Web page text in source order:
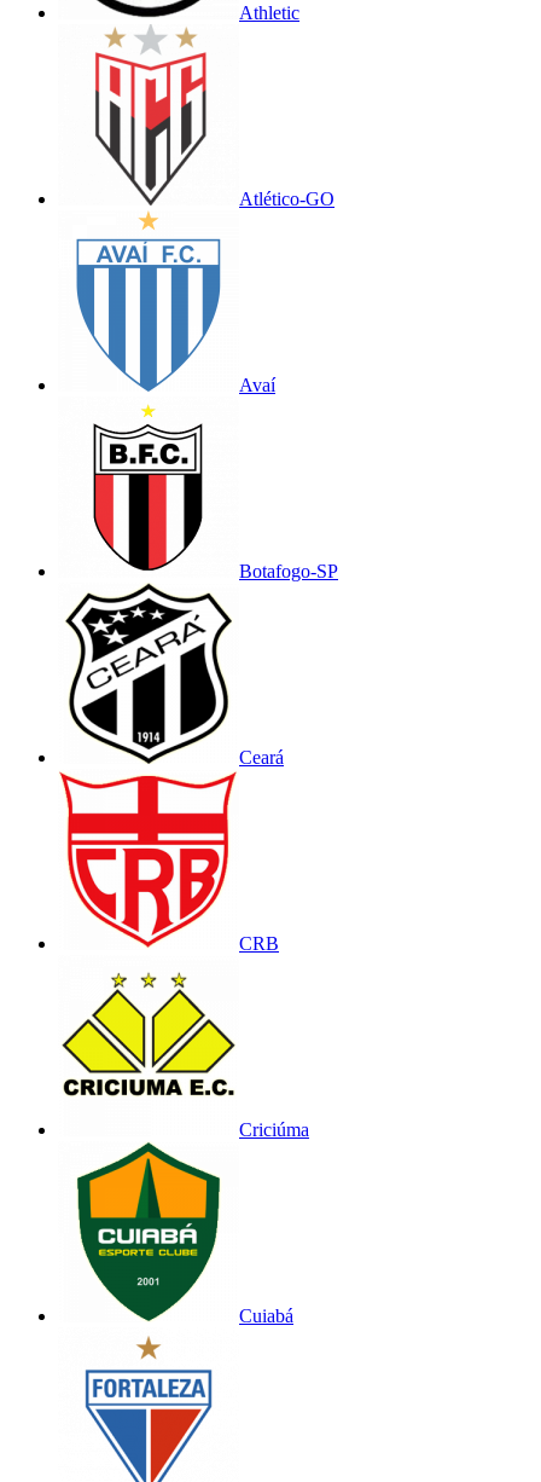
Athletic
Atlético-GO
Avaí
Botafogo-SP
Ceará
CRB
Criciúma
Cuiabá